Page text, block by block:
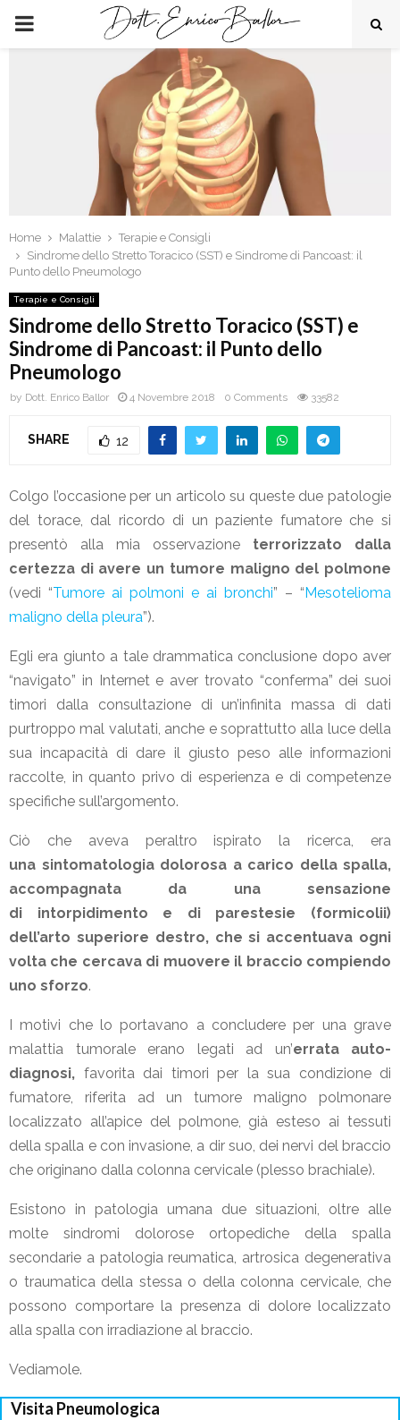
PRIMARY
Home Malattie
Terapie e Consigli
Sindrome dello Stretto Toracico (SST) e Sindrome di Pancoast: il
Punto dello Pneumologo
Terapie e Consigli
Sindrome dello Stretto Toracico (SST) e
Sindrome di Pancoast: il Punto dello
Pneumologo
by Dott. Enrico Ballor 4 Novembre 2018 0 Comments 33582
SHARE 12
Colgo l’occasione per un articolo su queste due patologie
del torace, dal ricordo di un paziente fumatore che si
presentò alla mia osservazione terrorizzato dalla
certezza di avere un tumore maligno del polmone
(vedi “Tumore ai polmoni e ai bronchi” – “ Mesotelioma
maligno della pleura”).
Egli era giunto a tale drammatica conclusione dopo aver
“navigato” in Internet e aver trovato “conferma” dei suoi
timori dalla consultazione di un’infinita massa di dati
purtroppo mal valutati, anche e soprattutto alla luce della
sua incapacità di dare il giusto peso alle informazioni
raccolte, in quanto privo di esperienza e di competenze
specifiche sull’argomento.
Ciò che aveva peraltro ispirato la ricerca, era
una sintomatologia dolorosa a carico della spalla,
accompagnata da una sensazione
di intorpidimento e di parestesie (formicolii)
dell’arto superiore destro, che si accentuava ogni
volta che cercava di muovere il braccio compiendo
uno sforzo.
I motivi che lo portavano a concludere per una grave
malattia tumorale erano legati ad un’errata auto-
diagnosi, favorita dai timori per la sua condizione di
fumatore, riferita ad un tumore maligno polmonare
localizzato all’apice del polmone, già esteso ai tessuti
della spalla e con invasione, a dir suo, dei nervi del braccio
che originano dalla colonna cervicale (plesso brachiale).
Esistono in patologia umana due situazioni, oltre alle
molte sindromi dolorose ortopediche della spalla
secondarie a patologia reumatica, artrosica degenerativa
o traumatica della stessa o della colonna cervicale, che
possono comportare la presenza di dolore localizzato
alla spalla con irradiazione al braccio.
Vediamole.
Visita Pneumologica